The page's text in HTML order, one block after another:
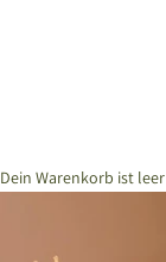
Dein Warenkorb ist leer